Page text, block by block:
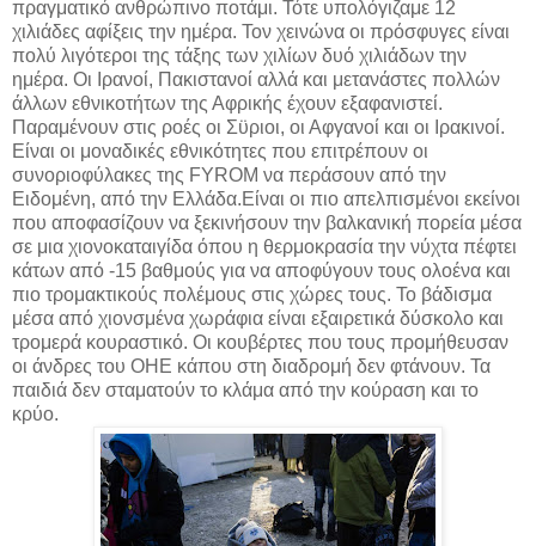
πραγματικό ανθρώπινο ποτάμι. Τότε υπολόγιζαμε 12
χιλιάδες αφίξεις την ημέρα. Τον χεινώνα οι πρόσφυγες είναι
πολύ λιγότεροι της τάξης των χιλίων δυό χιλιάδων την
ημέρα. Οι Ιρανοί, Πακιστανοί αλλά και μετανάστες πολλών
άλλων εθνικοτήτων της Αφρικής έχουν εξαφανιστεί.
Παραμένουν στις ροές οι Σϋριοι, οι Αφγανοί και οι Ιρακινοί.
Είναι οι μοναδικές εθνικότητες που επιτρέπουν οι
συνοριοφύλακες της FYROM να περάσουν από την
Ειδομένη, από την Ελλάδα.Είναι οι πιο απελπισμένοι εκείνοι
που αποφασίζουν να ξεκινήσουν την βαλκανική πορεία μέσα
σε μια χιονοκαταιγίδα όπου η θερμοκρασία την νύχτα πέφτει
κάτων από -15 βαθμούς για να αποφύγουν τους ολοένα και
πιο τρομακτικούς πολέμους στις χώρες τους. Το βάδισμα
μέσα από χιονσμένα χωράφια είναι εξαιρετικά δύσκολο και
τρομερά κουραστικό. Οι κουβέρτες που τους προμήθευσαν
οι άνδρες του ΟΗΕ κάπου στη διαδρομή δεν φτάνουν. Τα
παιδιά δεν σταματούν το κλάμα από την κούραση και το
κρύο.